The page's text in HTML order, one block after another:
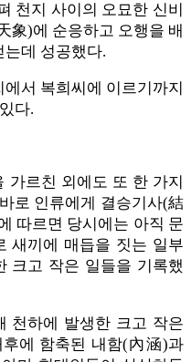
천지 사이의 오묘한 신비
象)에 순응하고 오행을 배
는데 성공했다.
서 복희씨에 이르기까지
다.
가르친 외에도 또 한 가지
로 인류에게 결승기사(結
따르면 당시에는 아직 문
새끼에 매듭을 짓는 일부
크고 작은 일들을 기록했
천하에 발생한 크고 작은
에 함축된 내함(內涵)과